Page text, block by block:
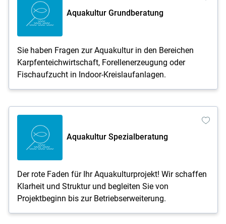
Aquakultur Grundberatung
Sie haben Fragen zur Aquakultur in den Bereichen
Karpfenteichwirtschaft, Forellenerzeugung oder
Fischaufzucht in Indoor-Kreislaufanlagen.
Aquakultur Spezialberatung
Der rote Faden für Ihr Aquakulturprojekt! Wir schaffen
Klarheit und Struktur und begleiten Sie von
Projektbeginn bis zur Betriebserweiterung.